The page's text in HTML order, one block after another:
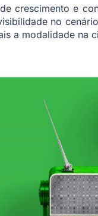
crescimento e
no
a modalidade na